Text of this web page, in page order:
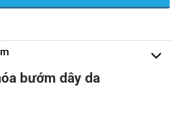
bướm dây da